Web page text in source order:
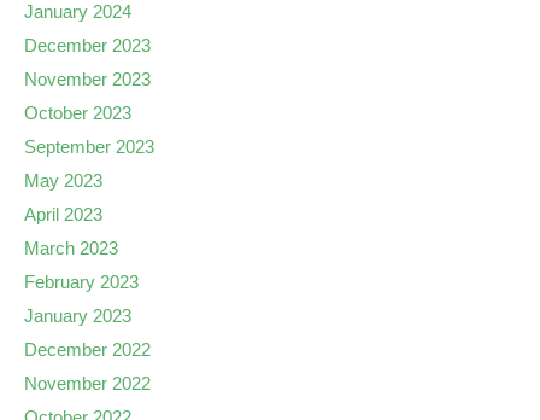
January 2024
December 2023
November 2023
October 2023
September 2023
May 2023
April 2023
March 2023
February 2023
January 2023
December 2022
November 2022